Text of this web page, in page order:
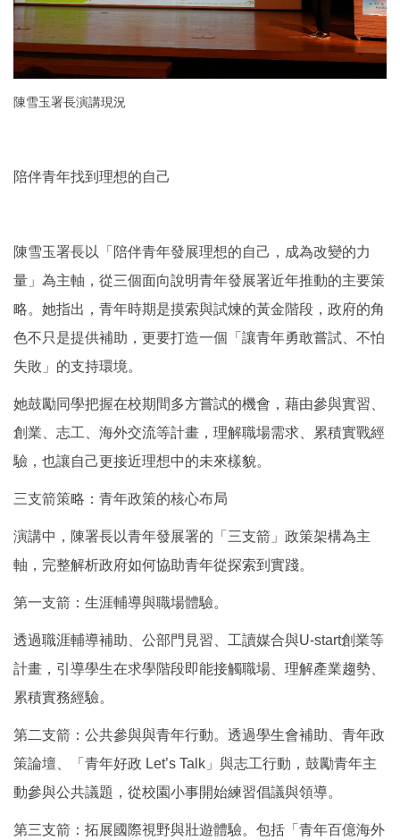
陳雪玉署長演講現況
陪伴青年找到理想的自己
陳雪玉署長以「陪伴青年發展理想的自己，成為改變的力
量」為主軸，從三個面向說明青年發展署近年推動的主要策
略。她指出，青年時期是摸索與試煉的黃金階段，政府的角
色不只是提供補助，更要打造一個「讓青年勇敢嘗試、不怕
失敗」的支持環境。
她鼓勵同學把握在校期間多方嘗試的機會，藉由參與實習、
創業、志工、海外交流等計畫，理解職場需求、累積實戰經
驗，也讓自己更接近理想中的未來樣貌。
三支箭策略：青年政策的核心布局
演講中，陳署長以青年發展署的「三支箭」政策架構為主
軸，完整解析政府如何協助青年從探索到實踐。
第一支箭：生涯輔導與職場體驗。
透過職涯輔導補助、公部門見習、工讀媒合與U-start創業等
計畫，引導學生在求學階段即能接觸職場、理解產業趨勢、
累積實務經驗。
第二支箭：公共參與與青年行動。透過學生會補助、青年政
策論壇、「青年好政 Let’s Talk」與志工行動，鼓勵青年主
動參與公共議題，從校園小事開始練習倡議與領導。
第三支箭：拓展國際視野與壯遊體驗。包括「青年百億海外